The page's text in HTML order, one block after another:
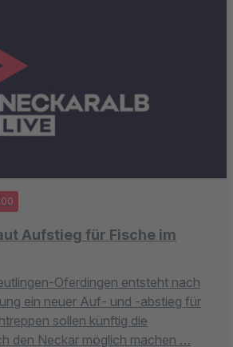
Aufstieg für Fische im
Oferdingen entsteht nach
ein neuer Auf- und -abstieg für
sollen künftig die
den Neckar möglich machen …